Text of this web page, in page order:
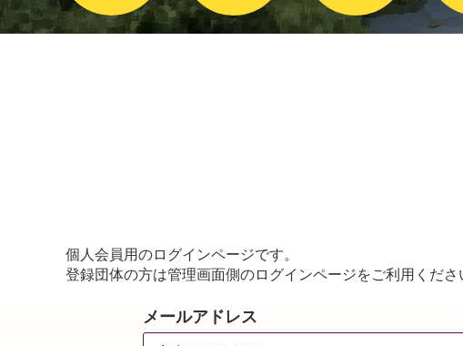
個人会員用のログインページです。
登録団体の方は管理画面側のログインページをご利用くださ
メールアドレス